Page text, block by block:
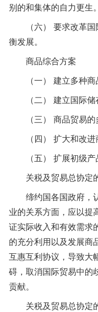
别的和集体的自力更生。
（六） 要求改革国
衡发展。
商品综合方案
（一） 建立多种商
（二） 建立国际储
（三） 商品贸易的
（四） 扩大和改进
（五） 扩展初级产
关税及贸易总协定
缔约国各国政府，
业的关系方面，应以提
证实际收入和有效需求
的充分利用以及发展商
互惠互利协议，导致大
碍，取消国际贸易中的
贡献。
关税及贸易总协定